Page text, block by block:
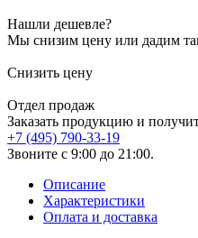
Нашли дешевле?
Мы снизим цену или дадим
Снизить цену
Отдел продаж
Заказать продукцию и
+7 (495) 790-33-19
Звоните с 9:00 до 21:00.
Описание
Характеристики
Оплата и доставка